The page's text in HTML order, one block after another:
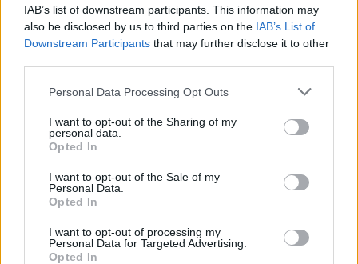
IAB’s list of downstream participants. This information may
also be disclosed by us to third parties on the IAB’s List of
Downstream Participants that may further disclose it to other
Personal Data Processing Opt Outs
I want to opt-out of the Sharing of my
personal data.
Opted In
I want to opt-out of the Sale of my
Personal Data.
Opted In
I want to opt-out of processing my
Personal Data for Targeted Advertising.
Opted In